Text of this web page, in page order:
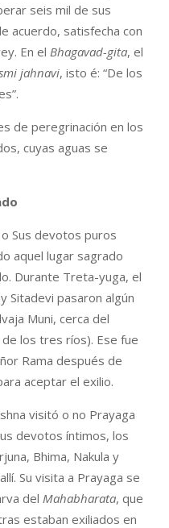
seis mil de sus
acuerdo, satisfecha con
En el Bhagavad-gita, el
jahnavi, isto é: “De los
de peregrinación en los
cuyas aguas se
Sus devotos puros
aquel lugar sagrado
Durante Treta-yuga, el
Sitadevi pasaron algún
Muni, cerca del
los tres ríos). Ese fue
Rama después de
aceptar el exilio.
visitó o no Prayaga
devotos íntimos, los
Bhima, Nakula y
Su visita a Prayaga se
del Mahabharata, que
estaban exiliados en